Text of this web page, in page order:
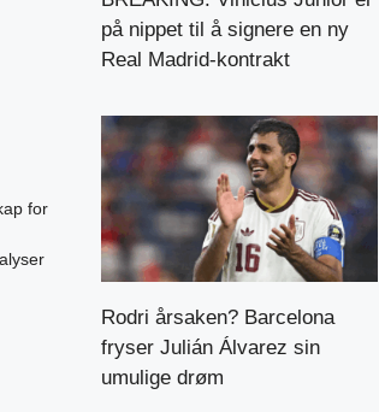
for
på nippet til å signere en ny
Real Madrid-kontrakt
Rodri årsaken? Barcelona
fryser Julián Álvarez sin
umulige drøm